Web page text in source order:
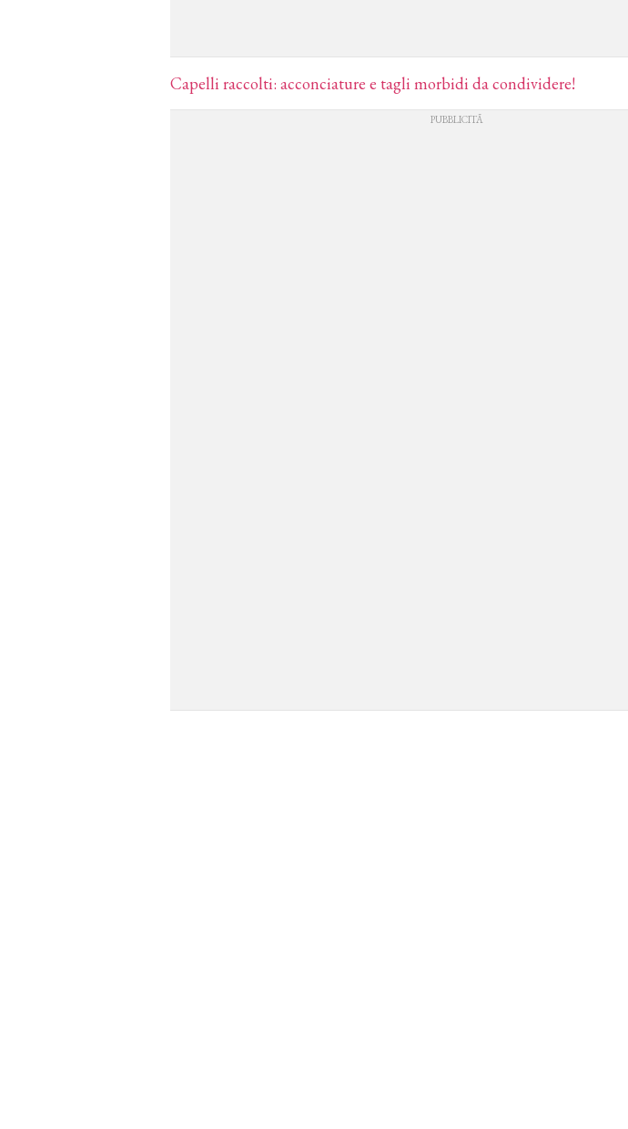
Capelli raccolti: acconciature e tagli morbidi da condividere!